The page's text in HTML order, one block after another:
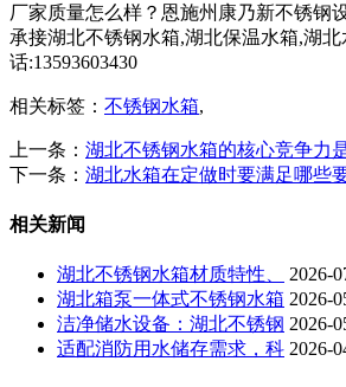
厂家质量怎么样？恩施州康乃新不锈钢
承接湖北不锈钢水箱,湖北保温水箱,湖
话:13593603430
相关标签： 不锈钢水箱,
上一条： 湖北不锈钢水箱的核心竞争力
下一条： 湖北水箱在定做时要满足哪些
相关新闻
湖北不锈钢水箱材质特性、
2026-
湖北箱泵一体式不锈钢水箱 2026-
洁净储水设备：湖北不锈钢 2026-
适配消防用水储存需求，科 2026-